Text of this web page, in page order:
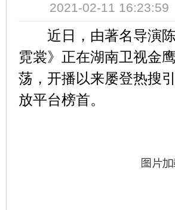
2021-02-11
近日，由著名导演陈
霓裳》正在湖南卫视金
荡，开播以来屡登热搜
放平台榜首。